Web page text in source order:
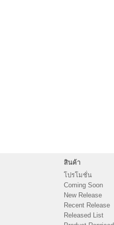
สินค้า
โปรโมชั่น
Coming Soon
New Release
Recent Release
Released List